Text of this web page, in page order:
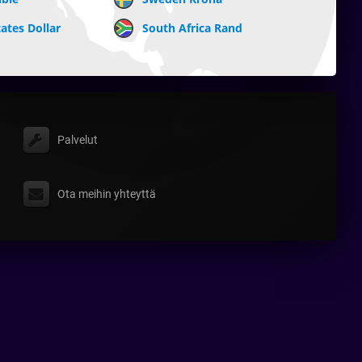
Dollar South Africa Rand
Palvelut
Ota meihin yhteyttä